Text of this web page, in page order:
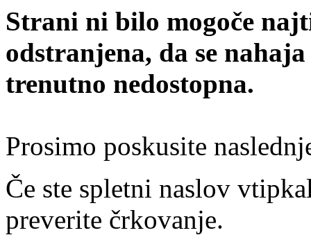
Strani ni bilo mogoče
odstranjena, da se
trenutno nedostopna.
Prosimo poskusite
Če ste spletni naslov
preverite črkovanje.